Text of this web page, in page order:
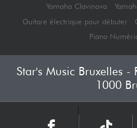
Yamaha Clavinova
Guitare électrique pour débuter
Piano
Star's Music Bruxelles
1000